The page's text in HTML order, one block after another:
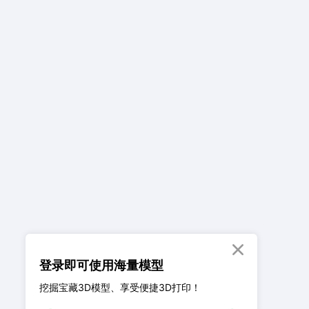
登录即可使用海量模型
挖掘宝藏3D模型、享受便捷3D打印！
